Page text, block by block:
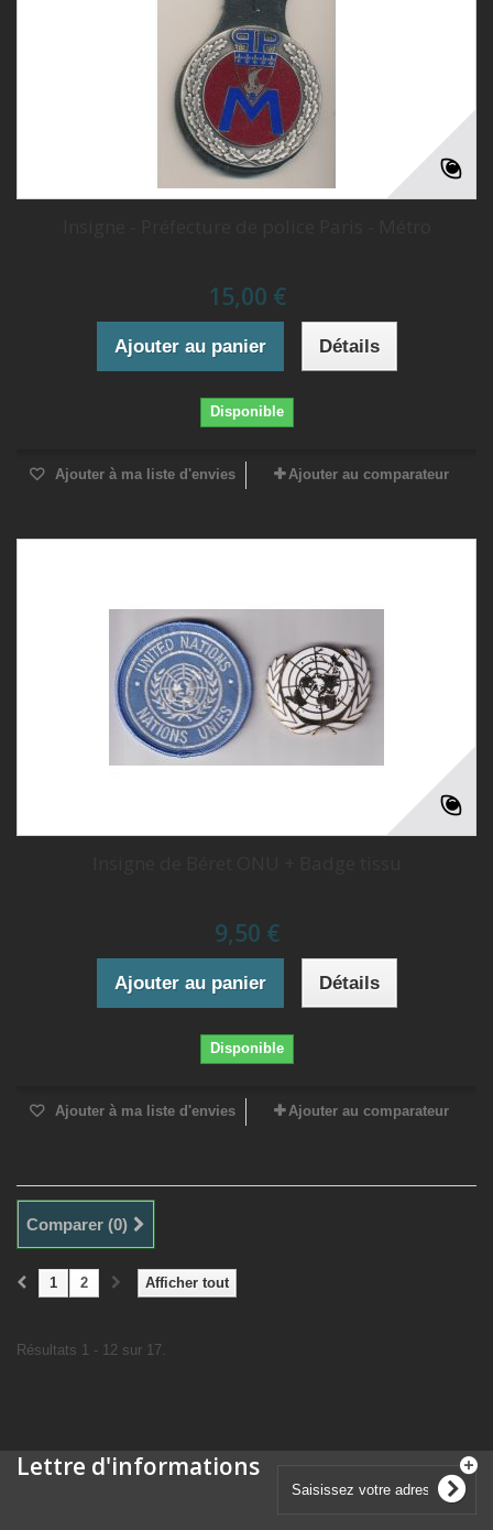
15,00 €
Ajouter au panier Détails
Disponible
Ajouter à ma liste d'envies Ajouter au comparateur
9,50 €
Ajouter au panier Détails
Disponible
Ajouter à ma liste d'envies Ajouter au comparateur
Comparer (0)
Afficher tout
1 2
Résultats 1 - 12 sur 17.
Lettre d'informations